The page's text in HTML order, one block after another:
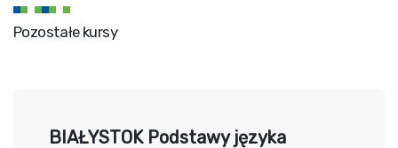
Pozostałe kursy
BIAŁYSTOK Podstawy języka